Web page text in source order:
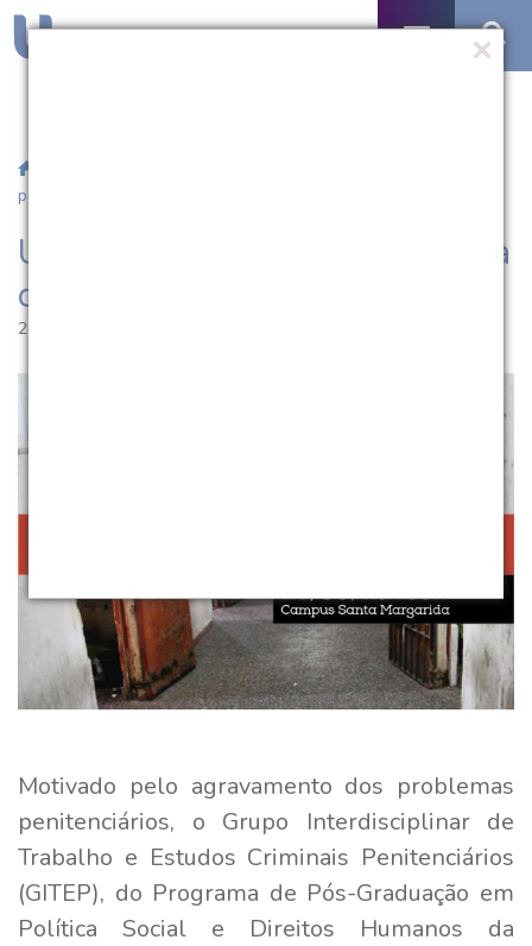
penitenciária
UCPel promove seminário para
discutir questão penitenciária
21.06.2018 | 10:41
Motivado pelo agravamento dos problemas
penitenciários, o Grupo Interdisciplinar de
Trabalho e Estudos Criminais Penitenciários
(GITEP), do Programa de Pós-Graduação em
Política Social e Direitos Humanos da